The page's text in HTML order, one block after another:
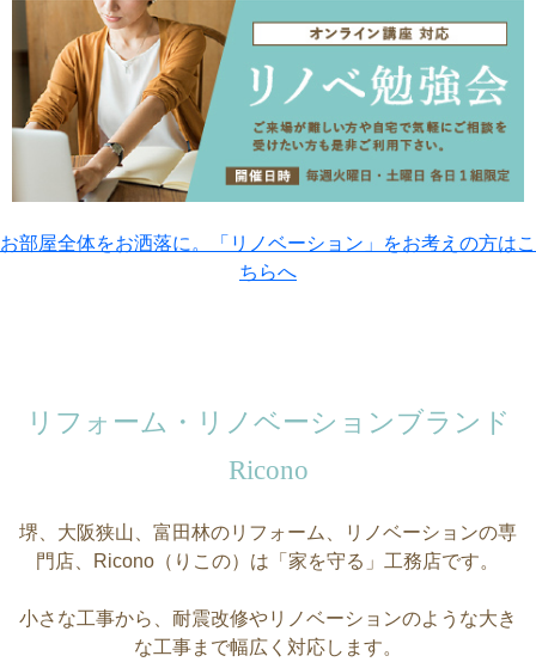
お部屋全体をお洒落に。「リノベーション」をお考えの方はこ
ちらへ
リフォーム・リノベーションブランド
Ricono
堺、大阪狭山、富田林のリフォーム、リノベーションの専
門店、Ricono（りこの）は「家を守る」工務店です。
小さな工事から、耐震改修やリノベーションのような大き
な工事まで幅広く対応します。